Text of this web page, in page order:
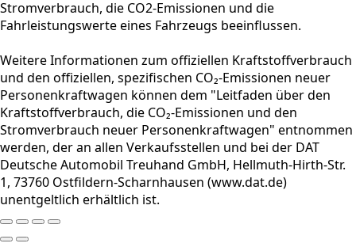
Stromverbrauch, die CO2-Emissionen und die
Fahrleistungswerte eines Fahrzeugs beeinflussen.
Weitere Informationen zum offiziellen Kraftstoffverbrauch
und den offiziellen, spezifischen CO₂-Emissionen neuer
Personenkraftwagen können dem "Leitfaden über den
Kraftstoffverbrauch, die CO₂-Emissionen und den
Stromverbrauch neuer Personenkraftwagen" entnommen
werden, der an allen Verkaufsstellen und bei der DAT
Deutsche Automobil Treuhand GmbH, Hellmuth-Hirth-Str.
1, 73760 Ostfildern-Scharnhausen (www.dat.de)
unentgeltlich erhältlich ist.